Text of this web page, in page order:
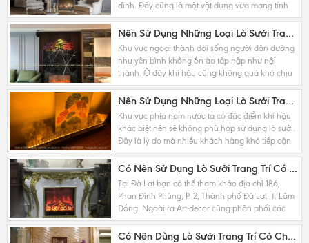
đình. Đây cũng là một vật dụng vừa mang tính
thẩm mỹ vừa khiến cho gia chủ gặp nhiều may
mắn trong...
Nên Sử Dụng Những Loại Lò Sưởi Trang Trí Thế Nào Tại Hà Nội
Khu vực ngoại thành đời sống người dân dường
như yên bình không ồn ào tấp nập như nội
thành. Ở đây khí hậu cũng không quá khó chịu
dẫn đến nhu cầu trang trí của họ không quá cao
như trong...
Nên Sử Dụng Những Loại Lò Sưởi Trang Trí Thế Nào Tại TP.HCM
Khu vực phía nam nước ta có đặc điểm khí hậu
khác biệt nên sẽ không phù hợp sử dụng lò sưởi.
Đây là lý do mà nhiều khách hàng khó tiếp cận
với đồ trang trí. Nhưng chúng ta lại quên đi...
Có Nên Sử Dụng Lò Sưởi Trang Trí Có Chế Độ Sưởi Ấm Tại Đà Lạt Không ?
Tại Đà Lạt bạn có thể tham khảo địa chỉ 186,
Phan Đình Phùng, P. 2, Thành phố Đà Lạt, T. Lâm
Đồng. Ngoài ra Art-decor cũng phân phối các
sản phẩm đồ trang trí nội thất không riêng lò
sưởi.
Có Nên Dùng Lò Sưởi Trang Trí Có Chế Độ Sưởi Ấm Hay Không ?